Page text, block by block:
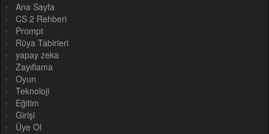
Ana Sayfa
CS 2 Rehberi
Prompt
Rüya Tabirleri
yapay zeka
Zayıflama
Oyun
Teknoloji
Eğitim
Girişi
Üye Ol